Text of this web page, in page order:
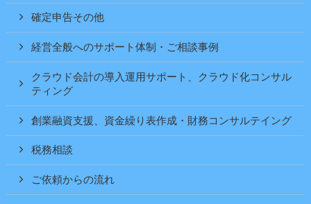
確定申告その他
経営全般へのサポート体制・ご相談事例
クラウド会計の導入運用サポート、クラウド化コンサル
ティング
創業融資支援、資金繰り表作成・財務コンサルテイング
税務相談
ご依頼からの流れ